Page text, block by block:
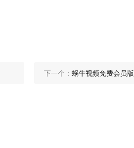
下一个： 蜗牛视频免费会员版